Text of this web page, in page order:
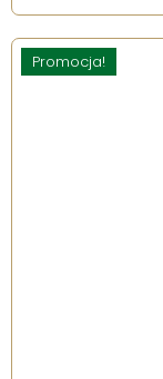
Promocja!